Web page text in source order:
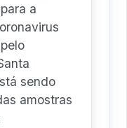
a
sendo
amostras